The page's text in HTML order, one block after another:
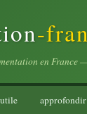
-
en France
utile approfondir